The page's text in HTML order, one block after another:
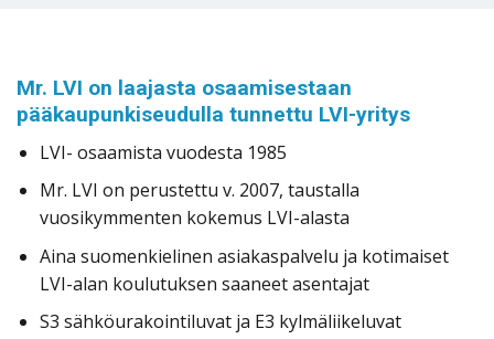
Mr. LVI on laajasta osaamisestaan
pääkaupunkiseudulla tunnettu LVI-yritys
LVI- osaamista vuodesta 1985
Mr. LVI on perustettu v. 2007, taustalla
vuosikymmenten kokemus LVI-alasta
Aina suomenkielinen asiakaspalvelu ja kotimaiset
LVI-alan koulutuksen saaneet asentajat
S3 sähköurakointiluvat ja E3 kylmäliikeluvat